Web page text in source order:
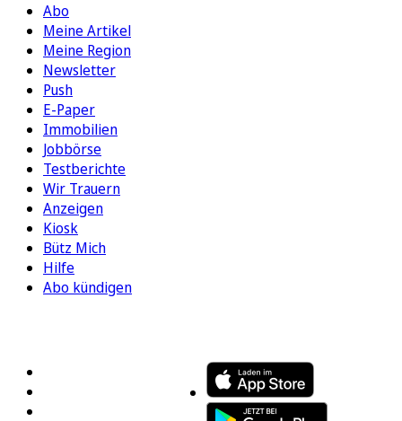
Abo
Meine Artikel
Meine Region
Newsletter
Push
E-Paper
Immobilien
Jobbörse
Testberichte
Wir Trauern
Anzeigen
Kiosk
Bütz Mich
Hilfe
Abo kündigen